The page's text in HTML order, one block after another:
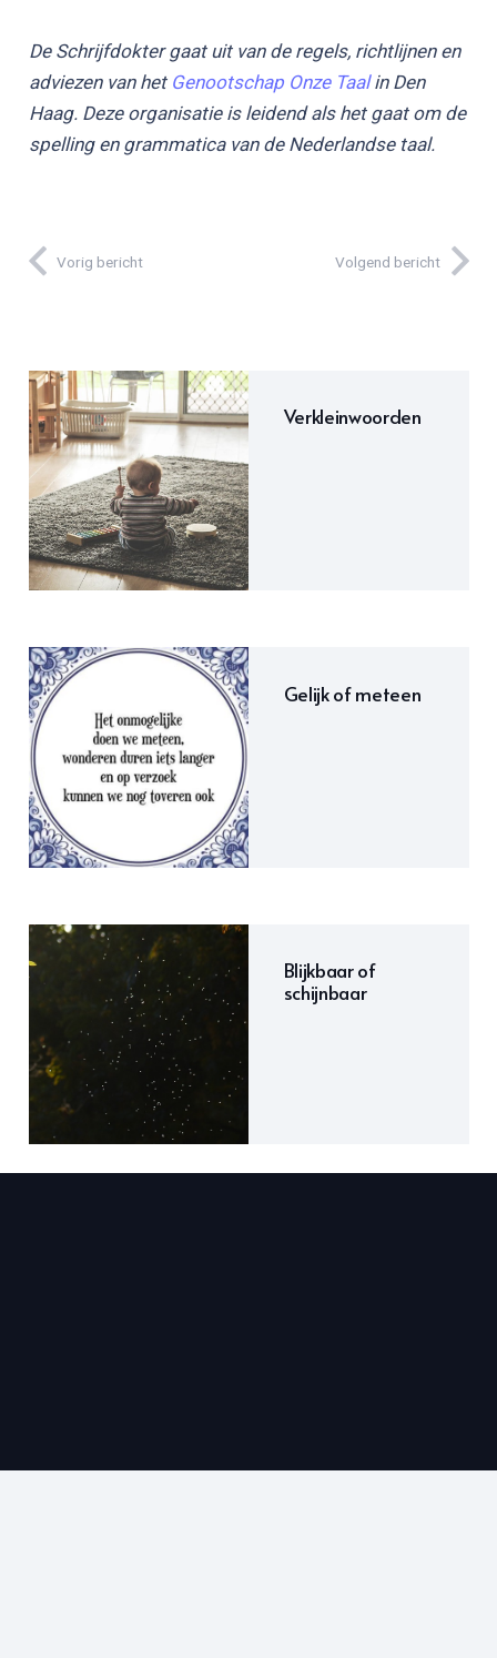
De Schrijfdokter gaat uit van de regels, richtlijnen en
adviezen van het Genootschap Onze Taalin Den
Haag. Deze organisatie is leidend als het gaat om de
spelling en grammatica van de Nederlandse taal.
Vorig bericht Volgend bericht
Verkleinwoorden
Gelijk of meteen
Blijkbaar of
schijnbaar